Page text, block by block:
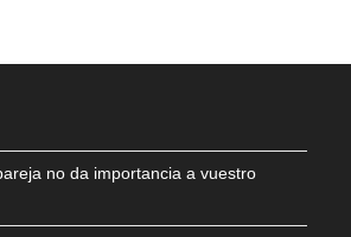
no da importancia a vuestro